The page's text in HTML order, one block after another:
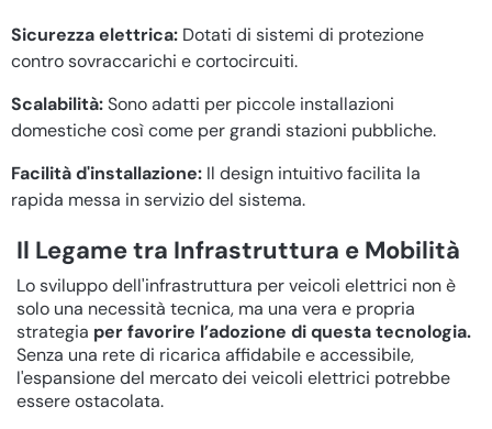
Sicurezza elettrica: Dotati di sistemi di protezione
contro sovraccarichi e cortocircuiti.
Scalabilità:Sono adatti per piccole installazioni
domestiche così come per grandi stazioni pubbliche.
Facilità d'installazione: Il design intuitivo facilita la
rapida messa in servizio del sistema.
Il Legame tra Infrastruttura e Mobilità
Lo sviluppo dell'infrastruttura per veicoli elettrici non è
solo una necessità tecnica, ma una vera e propria
strategia per favorire l’adozione di questa tecnologia.
Senza una rete di ricarica affidabile e accessibile,
l'espansione del mercato dei veicoli elettrici potrebbe
essere ostacolata.